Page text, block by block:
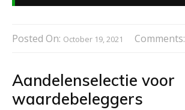
Posted On: October 19, 2021 Comments:
Aandelenselectie voor
waardebeleggers